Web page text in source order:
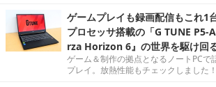
ゲームプレイも録画配信もこれ
プロセッサ搭載の「G TUNE P5-
rza Horizon 6』の世界を駆け回
ゲーム＆制作の拠点となるノートPCで
プレイ。放熱性能もチェックしました！